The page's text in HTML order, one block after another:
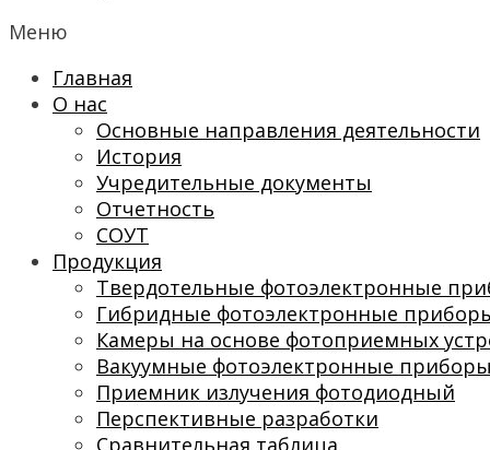
Меню
Главная
О нас
Основные направления деятельности
История
Учредительные документы
Отчетность
СОУТ
Продукция
Твердотельные фотоэлектронные
Гибридные фотоэлектронные
Камеры на основе фотоприемных
Вакуумные фотоэлектронные приборы
Приемник излучения фотодиодный
Перспективные разработки
Сравнительная таблица